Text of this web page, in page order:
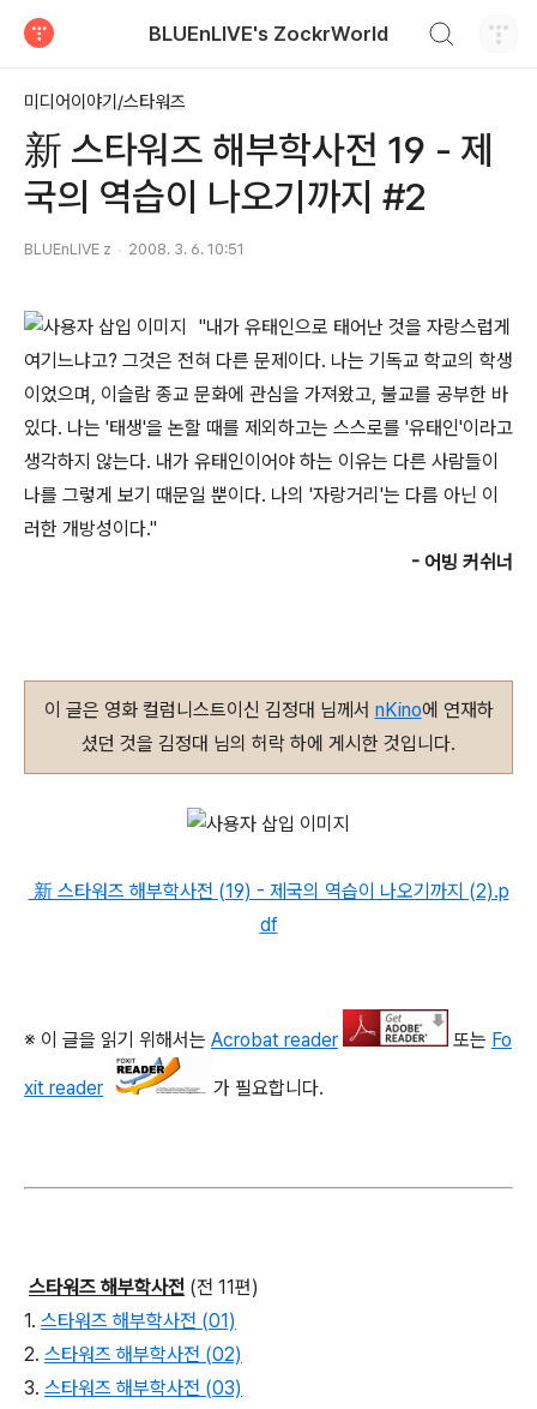
BLUEnLIVE's ZockrWorld
미디어이야기/스타워즈
新 스타워즈 해부학사전 19 - 제
국의 역습이 나오기까지 #2
BLUEnLIVE z 2008. 3. 6. 10:51
"내가 유태인으로 태어난 것을 자랑스럽게
여기느냐고? 그것은 전혀 다른 문제이다. 나는 기독교 학교의 학생
이었으며, 이슬람 종교 문화에 관심을 가져왔고, 불교를 공부한 바
있다. 나는 '태생'을 논할 때를 제외하고는 스스로를 '유태인'이라고
생각하지 않는다. 내가 유태인이어야 하는 이유는 다른 사람들이
나를 그렇게 보기 때문일 뿐이다. 나의 '자랑거리'는 다름 아닌 이
러한 개방성이다."
- 어빙 커쉬너
이 글은 영화 컬럼니스트이신 김정대 님께서 nKino에 연재하
셨던 것을 김정대 님의 허락 하에 게시한 것입니다.
新 스타워즈 해부학사전 (19) - 제국의 역습이 나오기까지 (2).p
df
※ 이 글을 읽기 위해서는 Acrobat reader 또는 Fo
xit reader 가 필요합니다.
스타워즈 해부학사전 (전 11편)
1. 스타워즈 해부학사전 (01)
2. 스타워즈 해부학사전 (02)
3. 스타워즈 해부학사전 (03)